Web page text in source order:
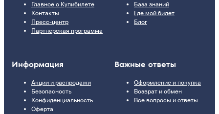
Главное о Купибилете
Контакты
Пресс-центр
Партнерская программа
База знаний
Где мой билет
Блог
Информация
Акции и распродажи
Безопасность
Конфиденциальность
Оферта
Важные ответы
Оформление и покупка
Возврат и обмен
Все вопросы и ответы